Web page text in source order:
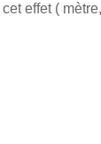
effet (